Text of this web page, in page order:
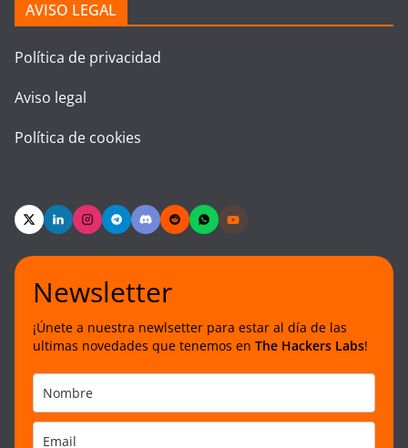
AVISO LEGAL
Política de privacidad
Aviso legal
Política de cookies
Newsletter
¡Únete a nuestra newlsetter para estar al día de las
ultimas novedades que tenemos en The Hackers Labs!